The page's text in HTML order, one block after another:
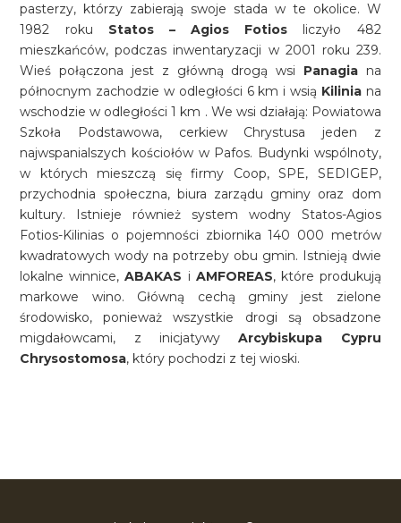
pasterzy, którzy zabierają swoje stada w te okolice. W
1982 roku Statos – Agios Fotios liczyło 482
mieszkańców, podczas inwentaryzacji w 2001 roku 239.
Wieś połączona jest z główną drogą wsi Panagiana
północnym zachodzie w odległości 6 km i wsią Kiliniana
wschodzie w odległości 1 km . We wsi działają: Powiatowa
Szkoła Podstawowa, cerkiew Chrystusa jeden z
najwspanialszych kościołów w Pafos. Budynki wspólnoty,
w których mieszczą się firmy Coop, SPE, SEDIGEP,
przychodnia społeczna, biura zarządu gminy oraz dom
kultury. Istnieje również system wodny Statos-Agios
Fotios-Kilinias o pojemności zbiornika 140 000 metrów
kwadratowych wody na potrzeby obu gmin. Istnieją dwie
lokalne winnice,ABAKAS i AMFOREAS, które produkują
markowe wino. Główną cechą gminy jest zielone
środowisko, ponieważ wszystkie drogi są obsadzone
migdałowcami, z inicjatywyArcybiskupa Cypru
Chrysostomosa, który pochodzi z tej wioski.